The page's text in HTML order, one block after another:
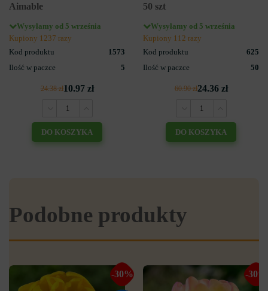
Aimable
Wysyłamy od 5 września
Kupiony 1237 razy
Kod produktu
1573
Ilość w paczce
5
24.38 zł10.97 zł
DO KOSZYKA
50 szt
Wysyłamy od 5 września
Kupiony 112 razy
Kod produktu
625
Ilość w paczce
50
60.90 zł24.36 zł
DO KOSZYKA
Podobne produkty
-30% -30%